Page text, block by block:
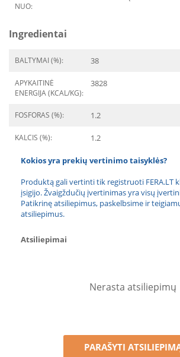
NUO:
Ingredientai
BALTYMAI (%): 38
APYKAITINĖ
ENERGIJA (KCAL/KG):
3828
FOSFORAS (%): 1.2
KALCIS (%): 1.2
Kokios yra prekių vertinimo taisyklės?
Produktą gali vertinti tik registruoti FERA.LT
įsigijo. Žvaigždučių įvertinimas yra visų
Patikrinę atsiliepimus, paskelbsime ir
atsiliepimus.
Atsiliepimai
Nerasta atsiliepimų
PARAŠYTI